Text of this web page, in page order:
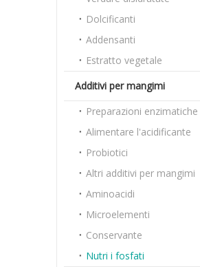
Dolcificanti
Addensanti
Estratto vegetale
Additivi per mangimi
Preparazioni enzimatiche
Alimentare l'acidificante
Probiotici
Altri additivi per mangimi
Aminoacidi
Microelementi
Conservante
Nutri i fosfati